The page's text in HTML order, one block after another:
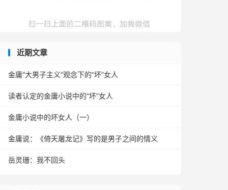
近期文章
金庸“大男子主义”观念下的“坏”女人
读者认定的金庸小说中的“坏”女人
金庸小说中的坏女人（一）
金庸说：《倚天屠龙记》写的是男子之间的情义
岳灵珊：我不回头